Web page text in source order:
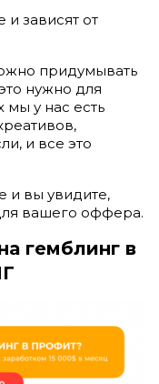
и зависят от
придумывать
нужно для
у нас есть
и все это
и вы увидите,
вашего оффера.
гемблинг в